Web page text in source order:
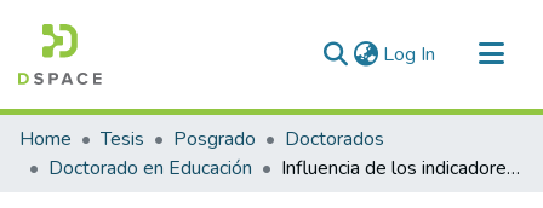
Log In (current)
Communities & Collections
All of DSpace
Home Tesis Posgrado
Doctorados
Doctorado en Educación
Influencia de los indicadores de calidad en el proceso de gestión y las consecuencias en la acreditación institucional de los Institutos Superiores Tecnológicos Públicos de la Región Cusco 2018